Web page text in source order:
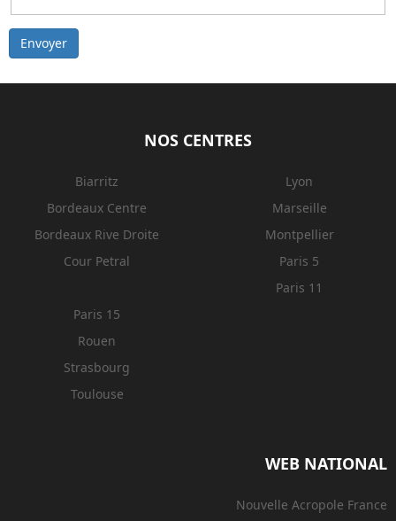
Envoyer
NOS CENTRES
Biarritz
Bordeaux Centre
Bordeaux Rive Droite
Cour Petral
Lyon
Marseille
Montpellier
Paris 5
Paris 11
Paris 15
Rouen
Strasbourg
Toulouse
WEB NATIONAL
Nouvelle Acropole France